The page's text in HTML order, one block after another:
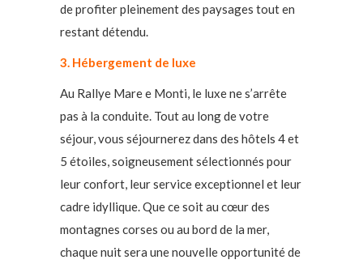
de profiter pleinement des paysages tout en
restant détendu.
3. Hébergement de luxe
Au Rallye Mare e Monti, le luxe ne s’arrête
pas à la conduite. Tout au long de votre
séjour, vous séjournerez dans des hôtels 4 et
5 étoiles, soigneusement sélectionnés pour
leur confort, leur service exceptionnel et leur
cadre idyllique. Que ce soit au cœur des
montagnes corses ou au bord de la mer,
chaque nuit sera une nouvelle opportunité de